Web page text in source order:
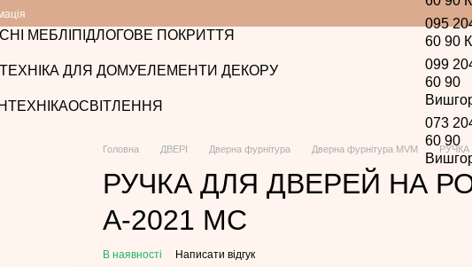
МЕБЛІ ПІДЛОГОВЕ ПОКРИТТЯ
ТЕХНІКА ДЛЯ ДОМУЕЛЕМЕНТИ ДЕКОРУ
ОСВІТЛЕННЯ
095
60 90
099
60 90
073
60 90
Головна ДВЕРІ Дверна фурнітура Дверна фурнітура MVM РУЧКА
РУЧКА ДЛЯ ДВЕРЕЙ НА
A-2021 MC
В наявності Написати відгук